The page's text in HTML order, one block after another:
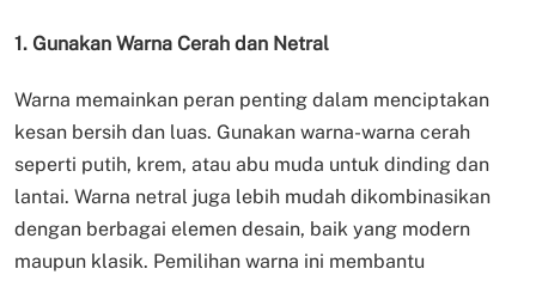
1. Gunakan Warna Cerah dan Netral
Warna memainkan peran penting dalam menciptakan
kesan bersih dan luas. Gunakan warna-warna cerah
seperti putih, krem, atau abu muda untuk dinding dan
lantai. Warna netral juga lebih mudah dikombinasikan
dengan berbagai elemen desain, baik yang modern
maupun klasik. Pemilihan warna ini membantu